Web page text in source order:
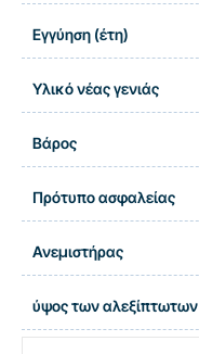
Εγγύηση (έτη)
Υλικό νέας γενιάς
Βάρος
Πρότυπο ασφαλείας
Ανεμιστήρας
ύψος των αλεξίπτωτων